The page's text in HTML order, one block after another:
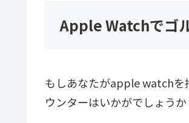
Apple Watchでゴ
もしあなたがapple watchを
ウンターはいかがでしょう